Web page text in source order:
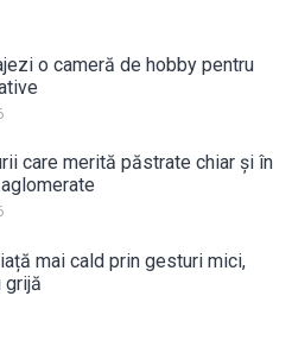
o cameră de hobby pentru
care merită păstrate chiar și în
mai cald prin gesturi mici,
grijă